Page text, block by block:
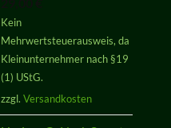
Kein
Mehrwertsteuerausweis, da
Kleinunternehmer nach §19
(1) UStG.
zzgl. Versandkosten